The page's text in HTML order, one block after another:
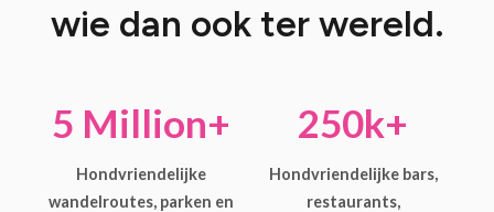
wie dan ook ter wereld.
5 Million+
Hondvriendelijke
wandelroutes, parken en
250k+
Hondvriendelijke bars,
restaurants,